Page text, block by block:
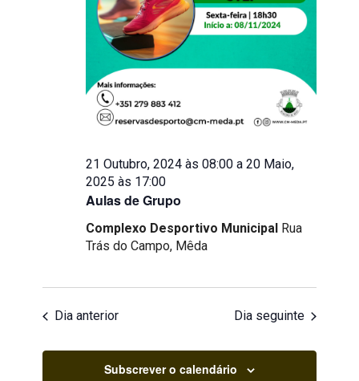
Aulas de Grupo
21 Outubro, 2024 às 08:00 a20 Maio,
2025 às 17:00
Complexo Desportivo Municipal Rua
Trás do Campo, Mêda
Dia anterior Dia seguinte
Subscrever o calendário